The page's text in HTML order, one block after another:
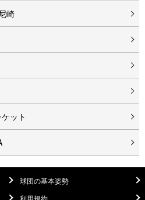
崎
ット
球団の基本姿勢
利用規約